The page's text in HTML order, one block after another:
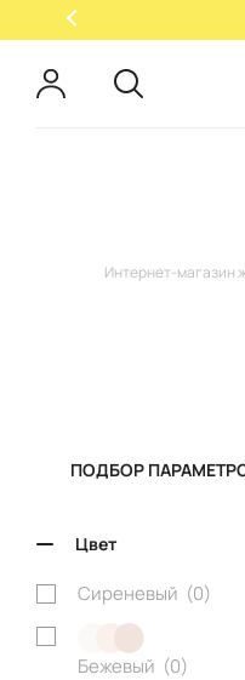
Интернет-магазин
ПОДБОР
Цвет
Сиреневый (0)
Бежевый (0)